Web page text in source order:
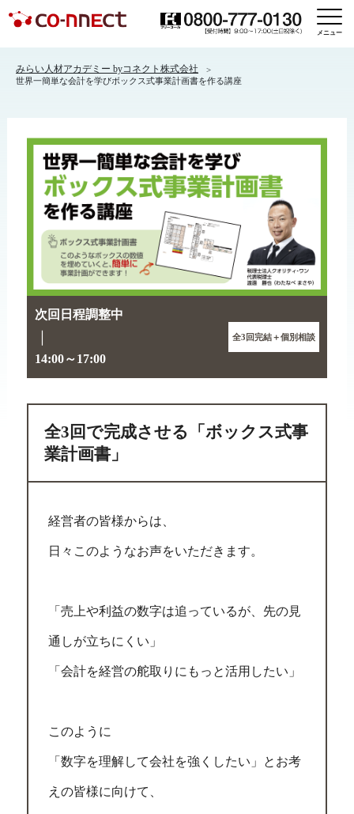
メニュー
みらい人材アカデミー byコネクト株式会社
世界一簡単な会計を学びボックス式事業計画書を作る講座
全3回完結＋個別相談
次回日程調整中
14:00～17:00
全3回で完成させる「ボックス式事
業計画書」
経営者の皆様からは、
日々このようなお声をいただきます。
「売上や利益の数字は追っているが、先の見
通しが立ちにくい」
「会計を経営の舵取りにもっと活用したい」
このように
「数字を理解して会社を強くしたい」とお考
えの皆様に向けて、